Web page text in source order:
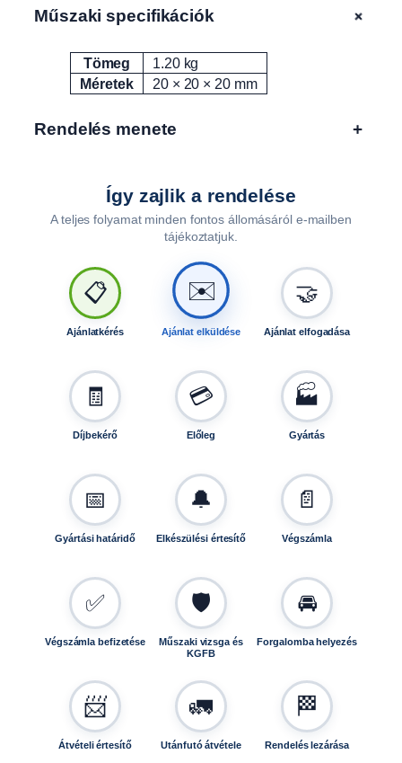
g
Műszaki specifikációk +
Attribútumok Érték
Tömeg
1.20 kg
Méretek
20 × 20 × 20 mm
Rendelés menete +
Így zajlik a rendelése
A teljes folyamat minden fontos állomásáról e-mailben
tájékoztatjuk.
📋
Ajánlatkérés
✉️
Ajánlat elküldése
🤝
Ajánlat elfogadása
🧾
Díjbekérő
💳
Előleg
🏭
Gyártás
📅
Gyártási határidő
🔔
Elkészülési értesítő
📄
Végszámla
✅
Végszámla befizetése
🛡️
Műszaki vizsga és
KGFB
🚘
Forgalomba helyezés
📨
Átvételi értesítő
🚛
Utánfutó átvétele
🏁
Rendelés lezárása